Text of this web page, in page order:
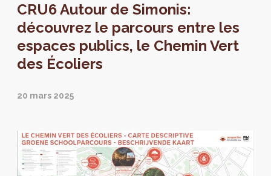
CRU6 Autour de Simonis:
découvrez le parcours entre les
espaces publics, le Chemin Vert
des Écoliers
20 mars 2025